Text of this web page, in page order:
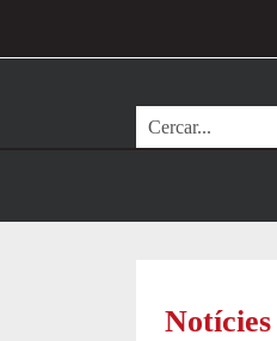
Cerca
Notícies